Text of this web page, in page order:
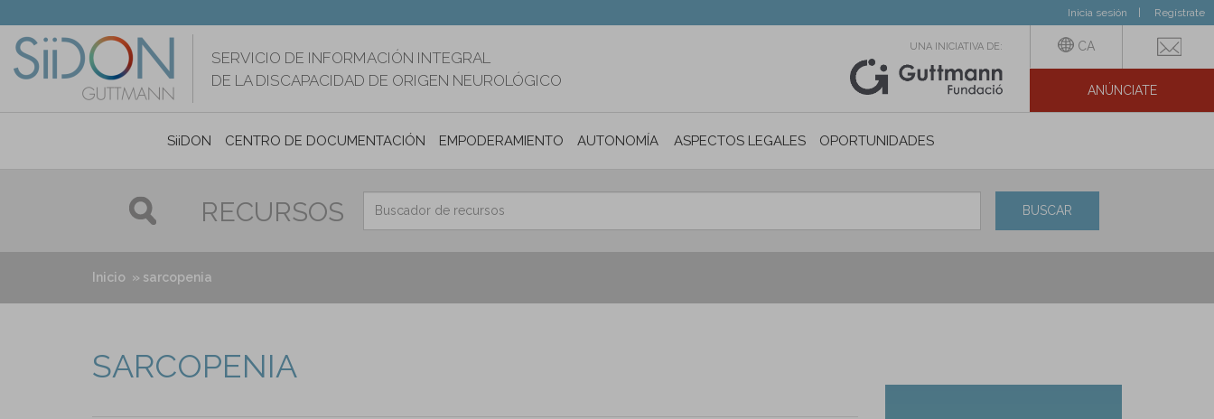
contenido
principal
Inicia sesión Regístrate
SERVICIO DE INFORMACIÓN INTEGRAL
DE LA DISCAPACIDAD DE ORIGEN NEUROLÓGICO
UNA INICIATIVA DE: CA
ANÚNCIATE
SiiDON CENTRO DE DOCUMENTACIÓN EMPODERAMIENTO AUTONOMÍA PERSONAL E INCLUSIÓN SOCIAL
ASPECTOS LEGALES OPORTUNIDADES
RECURSOS BUSCAR
Inicio sarcopenia
SARCOPENIA